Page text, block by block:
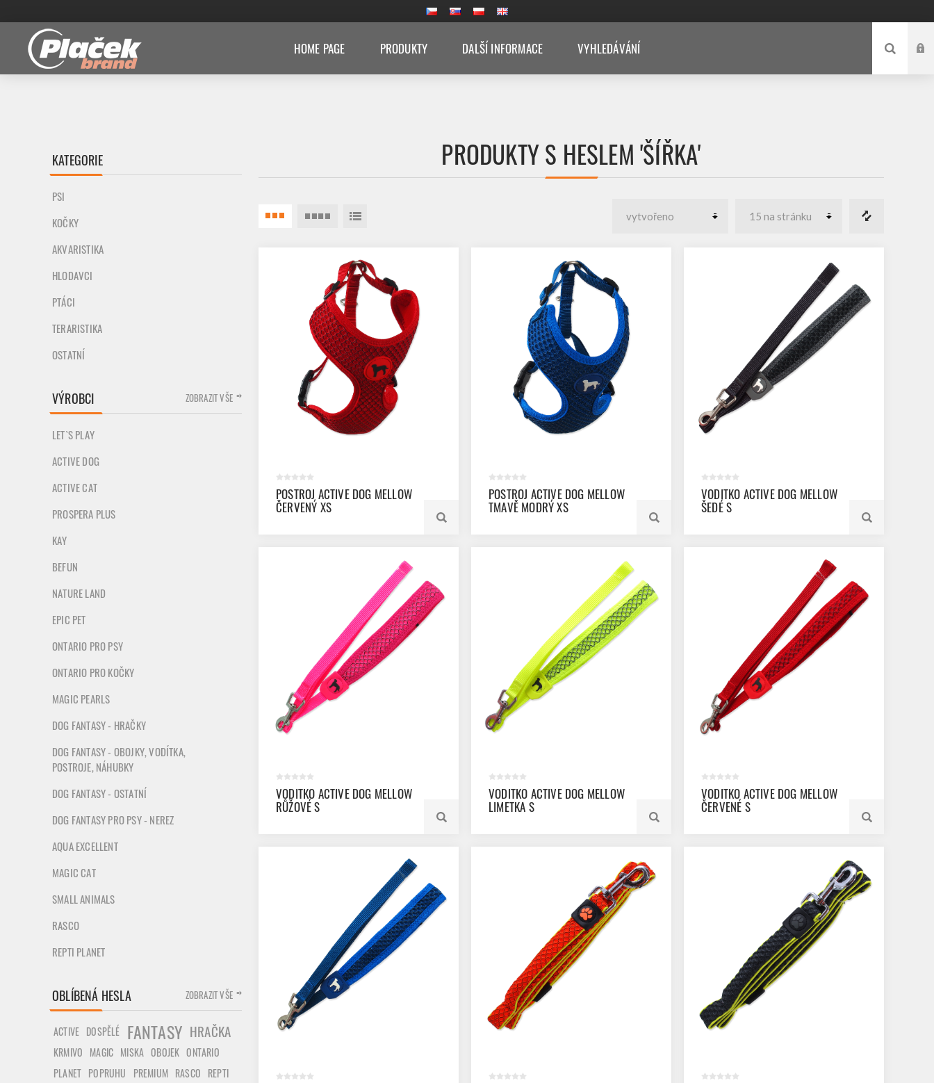
HOME PAGE PRODUKTY DALŠÍ INFORMACE VYHLEDÁVÁNÍ
PRODUKTY S HESLEM 'ŠÍŘKA'
POSTROJ ACTIVE DOG MELLOW
ČERVENÝ XS
POSTROJ ACTIVE DOG MELLOW
TMAVĚ MODRÝ XS
VODITKO ACTIVE DOG MELLOW
ŠEDÉ S
VODITKO ACTIVE DOG MELLOW
RŮŽOVÉ S
VODITKO ACTIVE DOG MELLOW
LIMETKA S
VODITKO ACTIVE DOG MELLOW
ČERVENÉ S
KATEGORIE
PSI
KOČKY
AKVARISTIKA
HLODAVCI
PTÁCI
TERARISTIKA
OSTATNÍ
VÝROBCI
LET`S PLAY
ACTIVE DOG
ACTIVE CAT
PROSPERA PLUS
KAY
BEFUN
NATURE LAND
EPIC PET
ONTARIO PRO PSY
ONTARIO PRO KOČKY
MAGIC PEARLS
DOG FANTASY - HRAČKY
DOG FANTASY - OBOJKY, VODÍTKA,
POSTROJE, NÁHUBKY
DOG FANTASY - OSTATNÍ
DOG FANTASY PRO PSY - NEREZ
AQUA EXCELLENT
MAGIC CAT
SMALL ANIMALS
RASCO
REPTI PLANET
ZOBRAZIT VŠE
OBLÍBENÁ HESLA
ACTIVE DOSPĚLÉ FANTASY HRAČKA
KRMIVO MAGIC MISKA OBOJEK ONTARIO
PLANET POPRUHU PREMIUM RASCO REPTI
ZOBRAZIT VŠE